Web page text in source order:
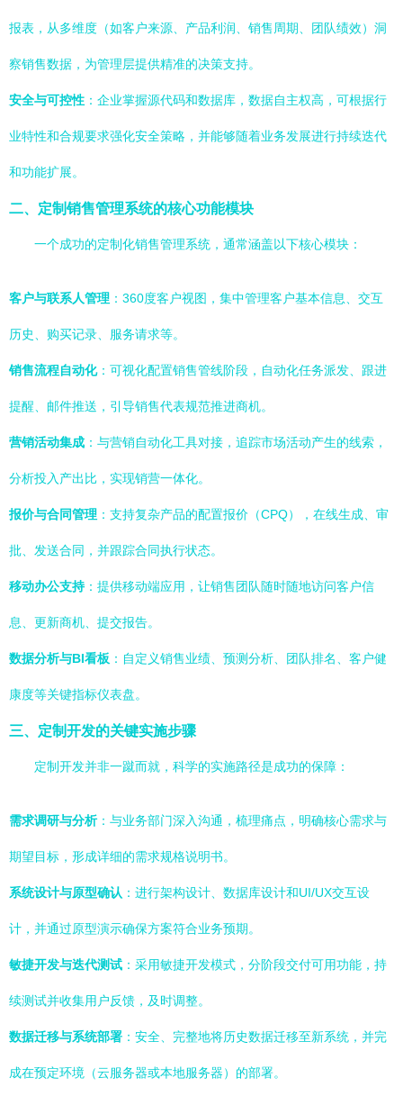
报表，从多维度（如客户来源、产品利润、销售周期、团队绩效）洞
察销售数据，为管理层提供精准的决策支持。
安全与可控性 ：企业掌握源代码和数据库，数据自主权高，可根据行
业特性和合规要求强化安全策略，并能够随着业务发展进行持续迭代
和功能扩展。
二、定制销售管理系统的核心功能模块
一个成功的定制化销售管理系统，通常涵盖以下核心模块：
客户与联系人管理 ：360度客户视图，集中管理客户基本信息、交互
历史、购买记录、服务请求等。
销售流程自动化：可视化配置销售管线阶段，自动化任务派发、跟进
提醒、邮件推送，引导销售代表规范推进商机。
营销活动集成 ：与营销自动化工具对接，追踪市场活动产生的线索，
分析投入产出比，实现销营一体化。
报价与合同管理 ：支持复杂产品的配置报价（CPQ），在线生成、审
批、发送合同，并跟踪合同执行状态。
移动办公支持：提供移动端应用，让销售团队随时随地访问客户信
息、更新商机、提交报告。
数据分析与BI看板 ：自定义销售业绩、预测分析、团队排名、客户健
康度等关键指标仪表盘。
三、定制开发的关键实施步骤
定制开发并非一蹴而就，科学的实施路径是成功的保障：
需求调研与分析：与业务部门深入沟通，梳理痛点，明确核心需求与
期望目标，形成详细的需求规格说明书。
系统设计与原型确认 ：进行架构设计、数据库设计和UI/UX交互设
计，并通过原型演示确保方案符合业务预期。
敏捷开发与迭代测试 ：采用敏捷开发模式，分阶段交付可用功能，持
续测试并收集用户反馈，及时调整。
数据迁移与系统部署 ：安全、完整地将历史数据迁移至新系统，并完
成在预定环境（云服务器或本地服务器）的部署。